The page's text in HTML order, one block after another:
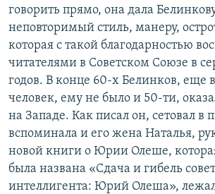
говорить прямо, она дала
неповторимый стиль, манеру,
которая с такой благодарностью
читателями в Советском Союзе в
годов. В конце 60-х Белинков, еще
человек, ему не было и 50-ти,
на Западе. Как писал он, сетовал в
вспоминала и его жена Наталья,
новой книги о Юрии Олеше, которая
была названа «Сдача и гибель
интеллигента: Юрий Олеша»,